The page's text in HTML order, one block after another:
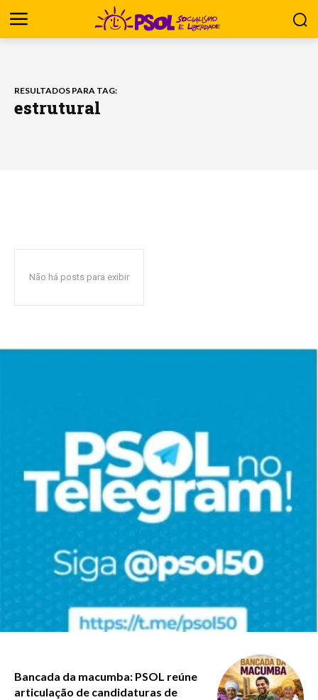
RESULTADOS PARA TAG:
estrutural
Não há posts para exibir
Bancada da macumba: PSOL reúne
articulação de candidaturas de